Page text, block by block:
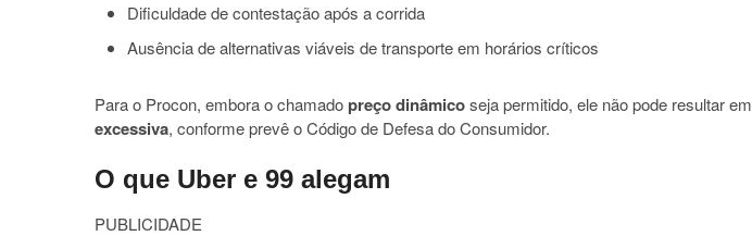
Dificuldade de contestação após a corrida
Ausência de alternativas viáveis de transporte em horários críticos
Para o Procon, embora o chamadopreço dinâmicoseja permitido, ele não pode resultar em
excessiva, conforme prevê o Código de Defesa do Consumidor.
O que Uber e 99 alegam
PUBLICIDADE